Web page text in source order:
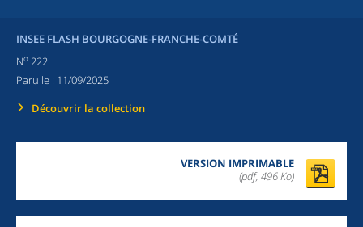
INSEE FLASH BOURGOGNE-FRANCHE-COMTÉ
No 222
Paru le : 11/09/2025
Découvrir la collection
VERSION IMPRIMABLE
(pdf, 496 Ko)